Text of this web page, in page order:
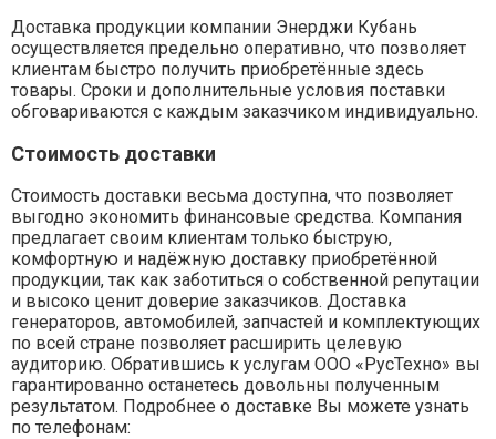
Доставка продукции компании Энерджи Кубань
осуществляется предельно оперативно, что позволяет
клиентам быстро получить приобретённые здесь
товары. Сроки и дополнительные условия поставки
обговариваются с каждым заказчиком индивидуально.
Стоимость доставки
Стоимость доставки весьма доступна, что позволяет
выгодно экономить финансовые средства. Компания
предлагает своим клиентам только быструю,
комфортную и надёжную доставку приобретённой
продукции, так как заботиться о собственной репутации
и высоко ценит доверие заказчиков. Доставка
генераторов, автомобилей, запчастей и комплектующих
по всей стране позволяет расширить целевую
аудиторию. Обратившись к услугам ООО «РусТехно» вы
гарантированно останетесь довольны полученным
результатом. Подробнее о доставке Вы можете узнать
по телефонам: